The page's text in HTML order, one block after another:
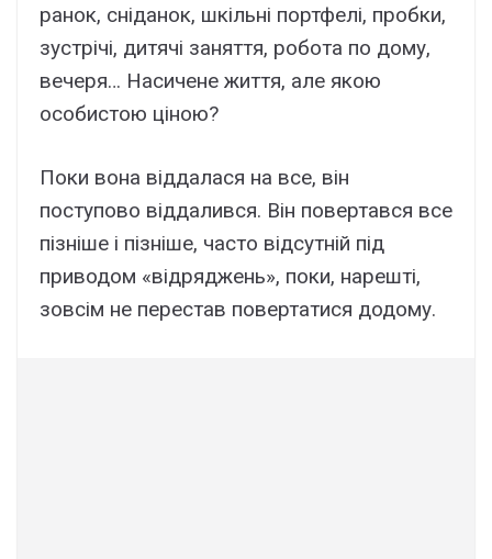
ранок, сніданок, шкільні портфелі, пробки,
зустрічі, дитячі заняття, робота по дому,
вечеря… Насичене життя, але якою
особистою ціною?
Поки вона віддалася на все, він
поступово віддалився. Він повертався все
пізніше і пізніше, часто відсутній під
приводом «відряджень», поки, нарешті,
зовсім не перестав повертатися додому.